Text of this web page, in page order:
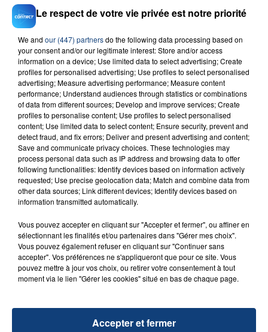
Nuevayol
BAD BUNNY
RADIO CONTACT
FIL D'ACTU
Le respect de votre vie privée est notre priorité
We and our (447) partnersdo the following data processing based on
your consent and/or our legitimate interest: Store and/or access
information on a device; Use limited data to select advertising; Create
profiles for personalised advertising; Use profiles to select personalised
advertising; Measure advertising performance; Measure content
performance; Understand audiences through statistics or combinations
of data from different sources; Develop and improve services; Create
profiles to personalise content; Use profiles to select personalised
content; Use limited data to select content; Ensure security, prevent and
detect fraud, and fix errors; Deliver and present advertising and content;
Save and communicate privacy choices. These technologies may
process personal data such as IP address and browsing data to offer
following functionalities: Identify devices based on information actively
requested; Use precise geolocation data; Match and combine data from
other data sources; Link different devices; Identify devices based on
information transmitted automatically.
Vous pouvez accepter en cliquant sur "Accepter et fermer", ou affiner en
sélectionnant les finalités et/ou partenaires dans "Gérer mes choix".
Vous pouvez également refuser en cliquant sur "Continuer sans
accepter". Vos préférences ne s'appliqueront que pour ce site. Vous
pouvez mettre à jour vos choix, ou retirer votre consentement à tout
moment via le lien "Gérer les cookies" situé en bas de chaque page.
Accepter et fermer